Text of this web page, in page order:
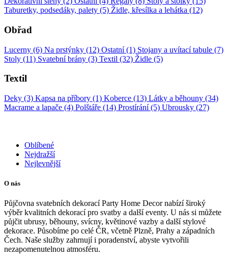
Taburetky, podsedáky, palety (5) Židle, křesílka a lehátka (12)
Obřad
Lucerny (6) Na prstýnky (12) Ostatní (1) Stojany a uvítací tabule (7)
Stoly (11) Svatební brány (3) Textil (32) Židle (5)
Textil
Deky (3) Kapsa na příbory (1) Koberce (13) Látky a běhouny (34)
Macrame a lapače (4) Polštáře (14) Prostírání (5) Ubrousky (27)
Oblíbené
Nejdražší
Nejlevnější
O nás
Půjčovna svatebních dekorací Party Home Decor nabízí široký
výběr kvalitních dekorací pro svatby a další eventy. U nás si můžete
půjčit ubrusy, běhouny, svícny, květinové vazby a další stylové
dekorace. Působíme po celé ČR, včetně Plzně, Prahy a západních
Čech. Naše služby zahrnují i poradenství, abyste vytvořili
nezapomenutelnou atmosféru.